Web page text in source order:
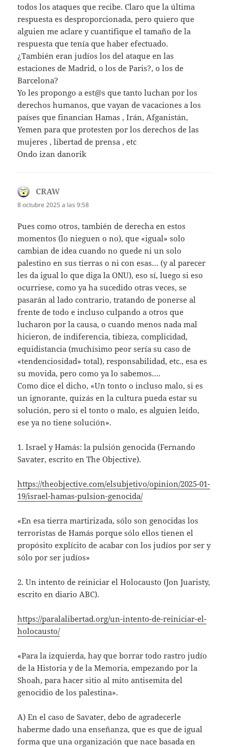
todos los ataques que recibe. Claro que la última
respuesta es desproporcionada, pero quiero que
alguien me aclare y cuantifique el tamaño de la
respuesta que tenía que haber efectuado.
¿También eran judíos los del ataque en las
estaciones de Madrid, o los de Paris?, o los de
Barcelona?
Yo les propongo a est@s que tanto luchan por los
derechos humanos, que vayan de vacaciones a los
países que financian Hamas , Irán, Afganistán,
Yemen para que protesten por los derechos de las
mujeres , libertad de prensa , etc
Ondo izan danorik
CRAW
8 octubre 2025 a las 9:58
Pues como otros, también de derecha en estos
momentos (lo nieguen o no), que «igual» solo
cambian de idea cuando no quede ni un solo
palestino en sus tierras o ni con esas… (y al parecer
les da igual lo que diga la ONU), eso sí, luego si eso
ocurriese, como ya ha sucedido otras veces, se
pasarán al lado contrario, tratando de ponerse al
frente de todo e incluso culpando a otros que
lucharon por la causa, o cuando menos nada mal
hicieron, de indiferencia, tibieza, complicidad,
equidistancia (muchísimo peor sería su caso de
«tendenciosidad» total), responsabilidad, etc., esa es
su movida, pero como ya lo sabemos….
Como dice el dicho, «Un tonto o incluso malo, si es
un ignorante, quizás en la cultura pueda estar su
solución, pero si el tonto o malo, es alguien leído,
ese ya no tiene solución».
1. Israel y Hamás: la pulsión genocida (Fernando
Savater, escrito en The Objective).
https://theobjective.com/elsubjetivo/opinion/2025-01-
19/israel-hamas-pulsion-genocida/
«En esa tierra martirizada, sólo son genocidas los
terroristas de Hamás porque sólo ellos tienen el
propósito explícito de acabar con los judíos por ser y
sólo por ser judíos»
2. Un intento de reiniciar el Holocausto (Jon Juaristy,
escrito en diario ABC).
https://paralalibertad.org/un-intento-de-reiniciar-el-
holocausto/
«Para la izquierda, hay que borrar todo rastro judío
de la Historia y de la Memoria, empezando por la
Shoah, para hacer sitio al mito antisemita del
genocidio de los palestina».
A) En el caso de Savater, debo de agradecerle
haberme dado una enseñanza, que es que de igual
forma que una organización que nace basada en